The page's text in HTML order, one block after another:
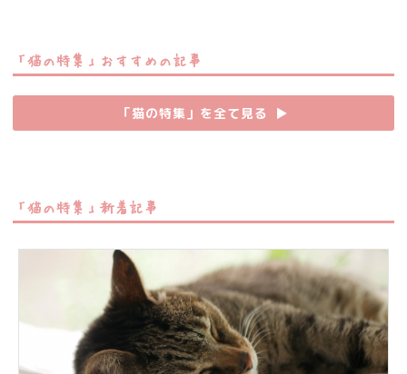
「猫の特集」おすすめの記事
「猫の特集」を全て見る ▶︎
「猫の特集」新着記事